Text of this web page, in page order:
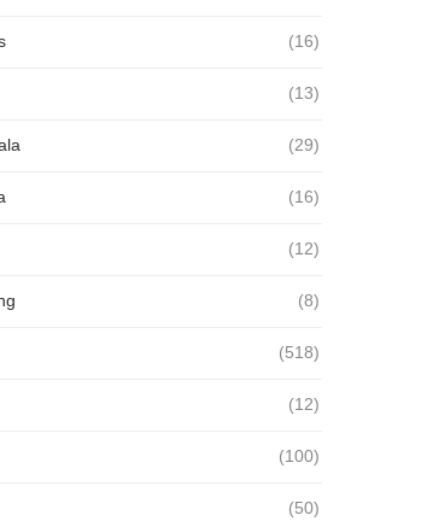
(16)
(13)
(29)
(16)
(12)
(8)
(518)
(12)
(100)
(50)